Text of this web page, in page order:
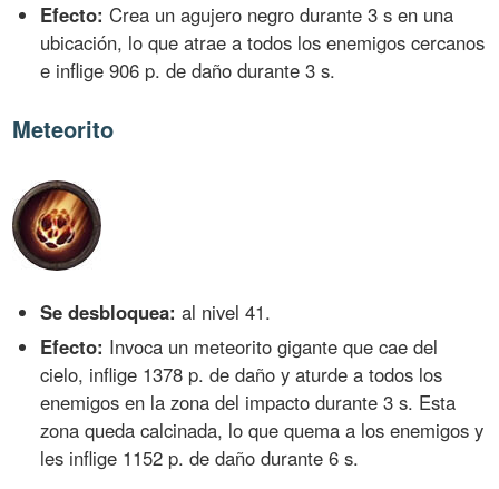
Efecto: Crea un agujero negro durante 3 s en una
ubicación, lo que atrae a todos los enemigos cercanos
e inflige 906 p. de daño durante 3 s.
Meteorito
Se desbloquea: al nivel 41.
Efecto: Invoca un meteorito gigante que cae del
cielo, inflige 1378 p. de daño y aturde a todos los
enemigos en la zona del impacto durante 3 s. Esta
zona queda calcinada, lo que quema a los enemigos y
les inflige 1152 p. de daño durante 6 s.